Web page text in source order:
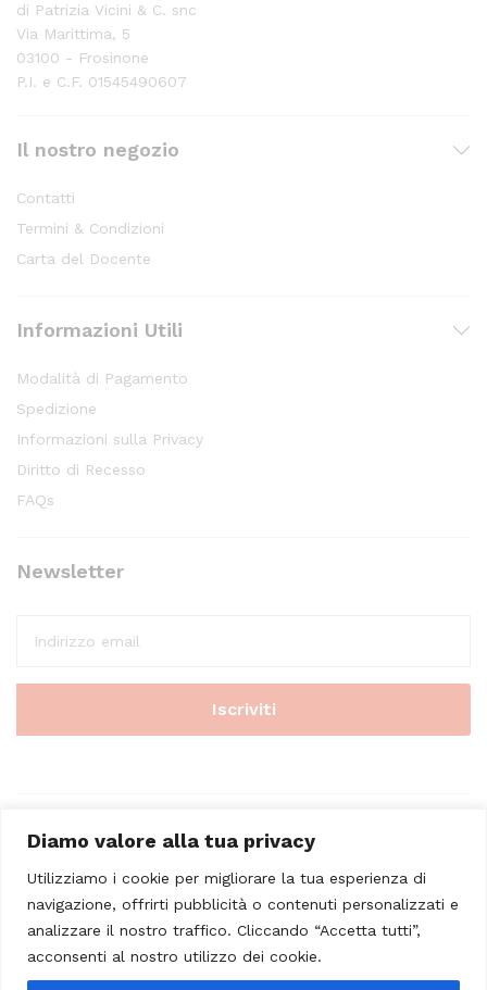
Diamo valore alla tua privacy
Utilizziamo i cookie per migliorare la tua esperienza di
navigazione, offrirti pubblicità o contenuti personalizzati e
analizzare il nostro traffico. Cliccando “Accetta tutti”,
acconsenti al nostro utilizzo dei cookie.
di Patrizia Vicini & C. snc
Via Marittima, 5
03100 - Frosinone
P.I. e C.F. 01545490607
Il nostro negozio
Contatti
Termini & Condizioni
Carta del Docente
Informazioni Utili
Modalità di Pagamento
Spedizione
Informazioni sulla Privacy
Diritto di Recesso
FAQs
Newsletter
© 2023 - Casa Musicale Vicini. All Rights Reserved